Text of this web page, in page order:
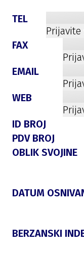
TEL
FAX
EMAIL
WEB
ID BROJ
PDV BROJ
OBLIK SVOJINE
DATUM
BERZANSKI